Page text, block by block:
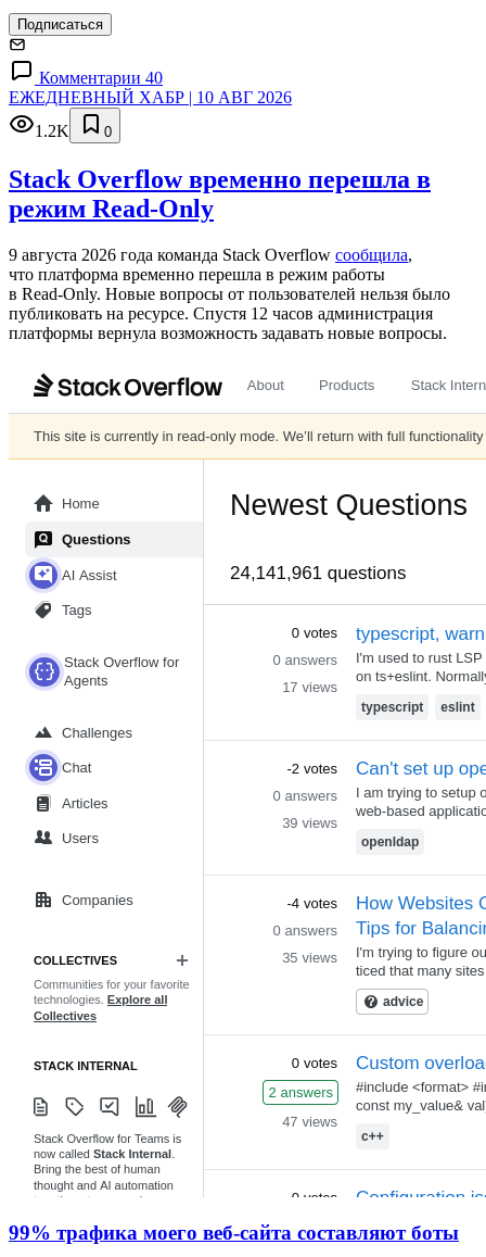
Подписаться
Комментарии 40
ЕЖЕДНЕВНЫЙ ХАБР | 10 АВГ 2026
1.2K
0
Stack Overflow временно перешла в
режим Read-Only
9 августа 2026 года команда Stack Overflow сообщила,
что платформа временно перешла в режим работы
в Read‑Only. Новые вопросы от пользователей нельзя было
публиковать на ресурсе. Спустя 12 часов администрация
платформы вернула возможность задавать новые вопросы.
99% трафика моего веб‑сайта составляют боты